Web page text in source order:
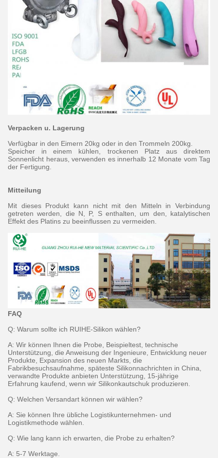
Verpacken u. Lagerung
Verfügbar in den Eimern 20kg oder in den Trommeln 200kg.
Speicher in einem kühlen, trockenen Platz aus direktem
Sonnenlicht heraus, verwenden es innerhalb 12 Monate vom Tag
der Fertigung.
Mitteilung
Mit dieses Produkt kann nicht mit den Mitteln in Verbindung
getreten werden, die N, P, S enthalten, um den, katalytischen
Effekt des Platins zu beeinflussen zu vermeiden.
FAQ
Q: Warum sollte ich RUIHE-Silikon wählen?
A: Wir können Ihnen die Probe, Beispieltest, technische
Unterstützung, die Anweisung der Ingenieure, Entwicklung neuer
Produkte, Expansion des neuen Markts, die
Fabrikbesuchsaufnahme, späteste Silikonnachrichten in China,
verwandte Produkte anbieten Unterstützung, 15-jährige
Erfahrung kaufend, wenn wir Silikonkautschuk produzieren.
Q: Welchen Versandart können wir wählen?
A: Sie können Ihre übliche Logistikunternehmen- und
Logistikmethode wählen.
Q: Wie lang kann ich erwarten, die Probe zu erhalten?
A: 5-7 Werktage.